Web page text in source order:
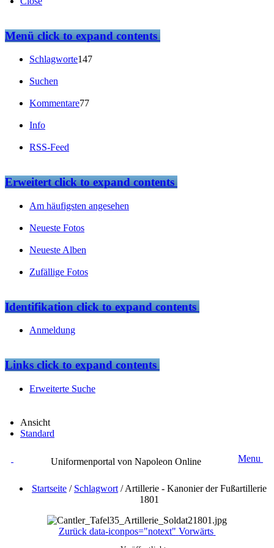
Menüclick to expand contents
Schlagworte147
Suchen
Kommentare77
Info
RSS-Feed
Erweitertclick to expand contents
Am häufigsten angesehen
Neueste Fotos
Neueste Alben
Zufällige Fotos
Identifikationclick to expand contents
Anmeldung
Linksclick to expand contents
Erweiterte Suche
Ansicht
Standard
Uniformenportal von Napoleon Online Menu
Startseite / Schlagwort /Artillerie - Kanonier der Fußartillerie
1801
Zurück data-iconpos="notext" Vorwärts